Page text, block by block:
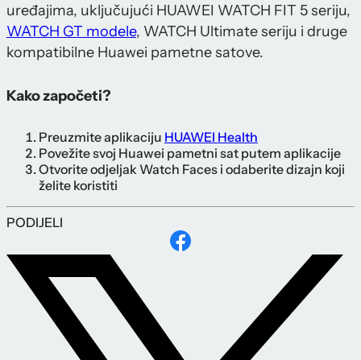
uređajima, uključujući HUAWEI WATCH FIT 5 seriju,
WATCH GT modele, WATCH Ultimate seriju i druge
kompatibilne Huawei pametne satove.
Kako započeti?
Preuzmite aplikaciju HUAWEI Health
Povežite svoj Huawei pametni sat putem aplikacije
Otvorite odjeljak Watch Faces i odaberite dizajn koji
želite koristiti
PODIJELI